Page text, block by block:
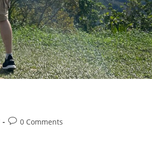
Post0 Comments